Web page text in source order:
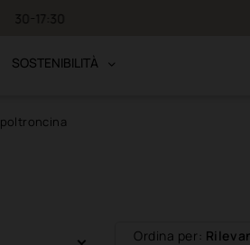
SOSTENIBILITÀ
poltroncina
Ordina per: